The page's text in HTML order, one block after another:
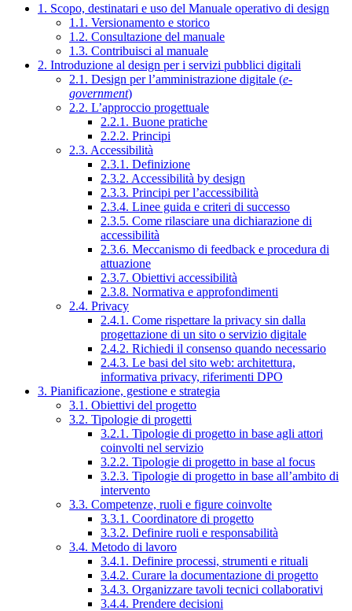
1. Scopo, destinatari e uso del Manuale operativo di design
1.1. Versionamento e storico
1.2. Consultazione del manuale
1.3. Contribuisci al manuale
2. Introduzione al design per i servizi pubblici digitali
2.1. Design per l’amministrazione digitale (e-
government)
2.2. L’approccio progettuale
2.2.1. Buone pratiche
2.2.2. Principi
2.3. Accessibilità
2.3.1. Definizione
2.3.2. Accessibilità by design
2.3.3. Principi per l’accessibilità
2.3.4. Linee guida e criteri di successo
2.3.5. Come rilasciare una dichiarazione di
accessibilità
2.3.6. Meccanismo di feedback e procedura di
attuazione
2.3.7. Obiettivi accessibilità
2.3.8. Normativa e approfondimenti
2.4. Privacy
2.4.1. Come rispettare la privacy sin dalla
progettazione di un sito o servizio digitale
2.4.2. Richiedi il consenso quando necessario
2.4.3. Le basi del sito web: architettura,
informativa privacy, riferimenti DPO
3. Pianificazione, gestione e strategia
3.1. Obiettivi del progetto
3.2. Tipologie di progetti
3.2.1. Tipologie di progetto in base agli attori
coinvolti nel servizio
3.2.2. Tipologie di progetto in base al focus
3.2.3. Tipologie di progetto in base all’ambito di
intervento
3.3. Competenze, ruoli e figure coinvolte
3.3.1. Coordinatore di progetto
3.3.2. Definire ruoli e responsabilità
3.4. Metodo di lavoro
3.4.1. Definire processi, strumenti e rituali
3.4.2. Curare la documentazione di progetto
3.4.3. Organizzare tavoli tecnici collaborativi
3.4.4. Prendere decisioni